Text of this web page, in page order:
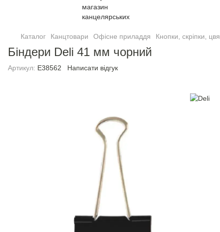
Каталог Канцтовари Офісне приладдя Кнопки, скріпки,
Біндери Deli 41 мм чорний
Артикул: E38562 Написати відгук